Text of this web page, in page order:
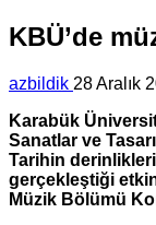
KBÜ’de
azbildik 28 Aralık
Karabük
Sanatlar ve
Tarihin
gerçekleştiği
Müzik Bölümü